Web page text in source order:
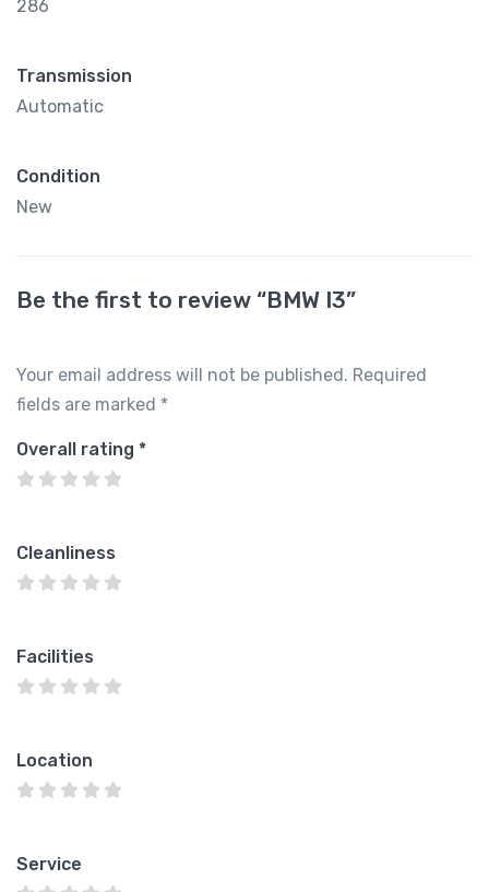
286
Transmission
Automatic
Condition
New
Be the first to review “BMW I3”
Your email address will not be published. Required
fields are marked *
Overall rating *
Cleanliness
Facilities
Location
Service